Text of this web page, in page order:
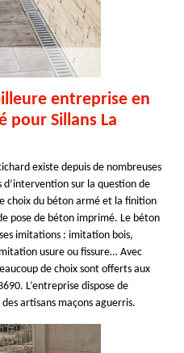
entreprise en
pour Sillans La
existe depuis de nombreuses
sur la question de
choix du béton armé et la finition
pose de béton imprimé. Le béton
imitations : imitation bois,
usure ou fissure… Avec
de choix sont offerts aux
L’entreprise dispose de
artisans maçons aguerris.